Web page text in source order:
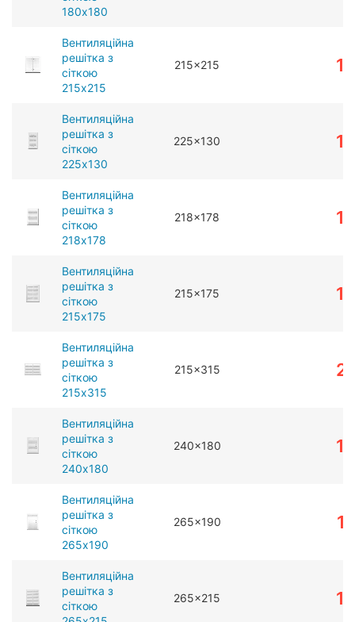
180x180
Вентиляційна
решітка з
сіткою
215x215
215x215
Вентиляційна
решітка з
сіткою
225x130
225x130
Вентиляційна
решітка з
сіткою
218x178
218x178
Вентиляційна
решітка з
сіткою
215x175
215x175
Вентиляційна
решітка з
сіткою
215x315
215x315
Вентиляційна
решітка з
сіткою
240x180
240x180
Вентиляційна
решітка з
сіткою
265x190
265x190
Вентиляційна
решітка з
сіткою
265x215